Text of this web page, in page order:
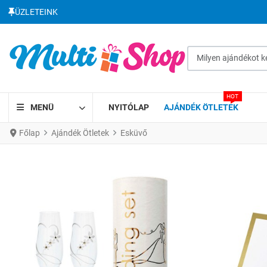
ÜZLETEINK
MENÜ NYITÓLAP AJÁNDÉK ÖTLETEK
HOT
Főlap Ajándék Ötletek Esküvő